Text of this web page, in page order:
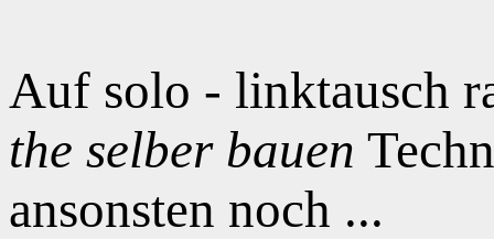
Auf solo - linktausch
the selber bauen
ansonsten noch ...